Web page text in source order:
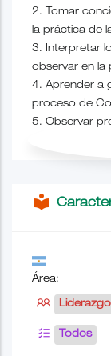
2. Tomar
la práctica de
3. Interpretar
observar en la
4. Aprender a
proceso de
5. Observar
local_library
Área:
Todos